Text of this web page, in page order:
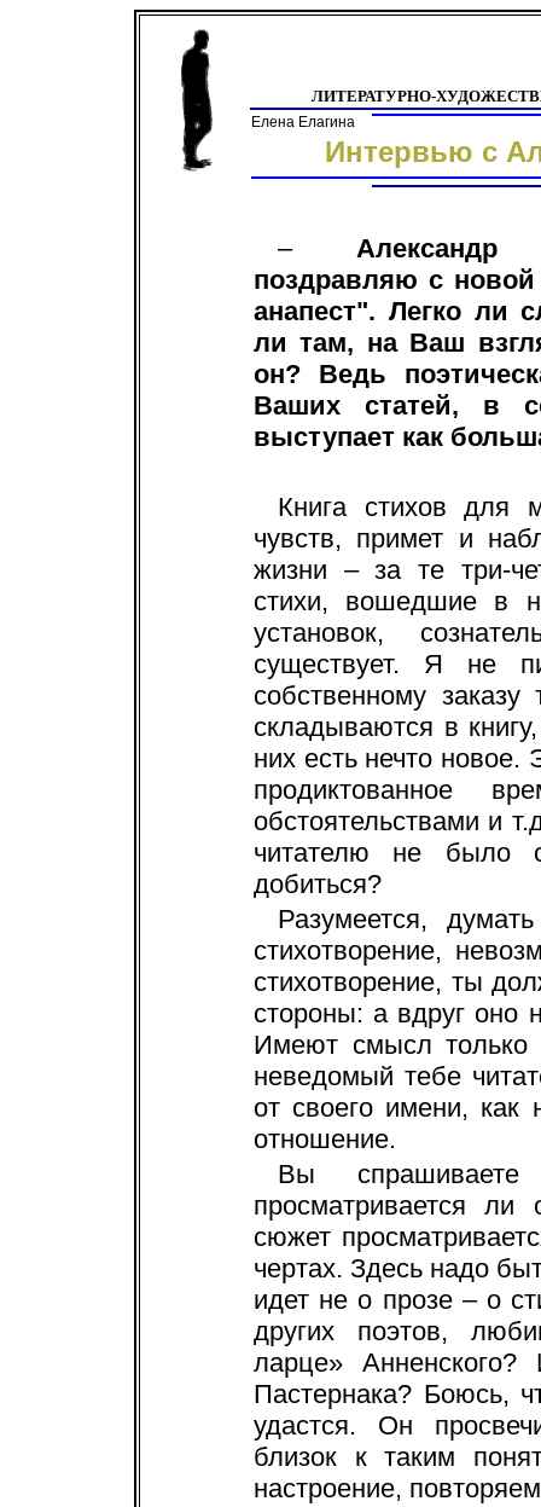
ЛИТЕРАТУРНО-
Елена Елагина
Интервью с
–
поздравляю с
анапест". Легко ли
ли там, на Ваш
он? Ведь
Ваших статей, в
выступает как
Книга стихов для
чувств, примет и
жизни – за те три-
стихи, вошедшие в
установок,
существует. Я не
собственному
складываются в
них есть нечто новое.
продиктованное
обстоятельствами и
читателю не было
добиться?
Разумеется,
стихотворение,
стихотворение, ты
стороны: а вдруг оно
Имеют смысл только
неведомый тебе
от своего имени,
отношение.
Вы
просматривается
сюжет
чертах. Здесь надо
идет не о прозе – о
других поэтов,
ларце»
Пастернака? Боюсь,
удастся. Он
близок к таким
настроение,